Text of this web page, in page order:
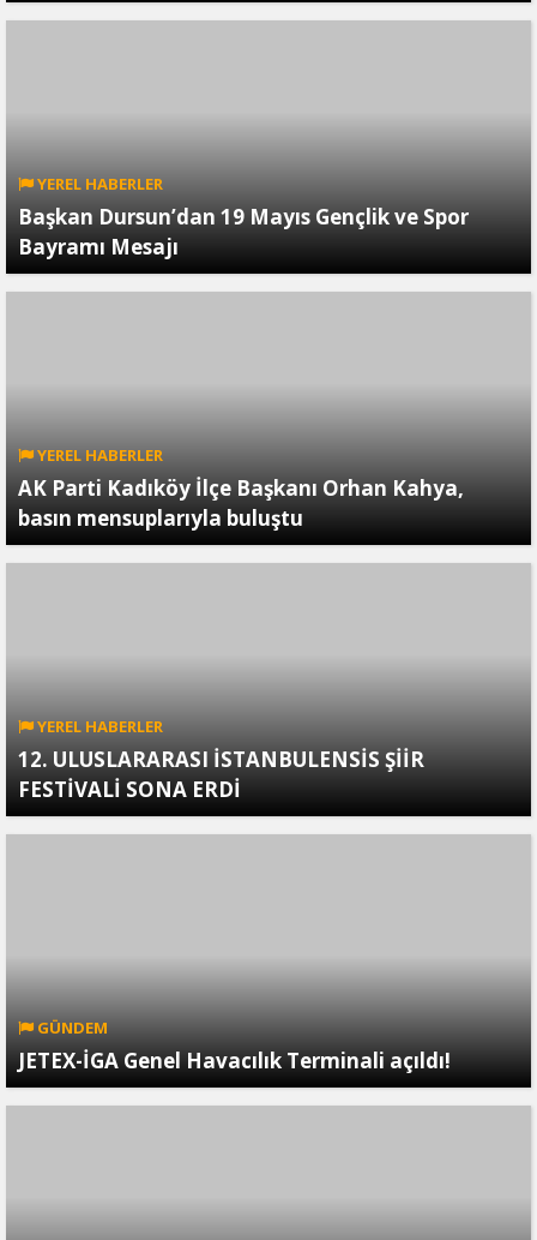
YEREL HABERLER
Başkan Dursun’dan 19 Mayıs Gençlik ve Spor
Bayramı Mesajı
YEREL HABERLER
AK Parti Kadıköy İlçe Başkanı Orhan Kahya,
basın mensuplarıyla buluştu
YEREL HABERLER
12. ULUSLARARASI İSTANBULENSİS ŞİİR
FESTİVALİ SONA ERDİ
GÜNDEM
JETEX-İGA Genel Havacılık Terminali açıldı!